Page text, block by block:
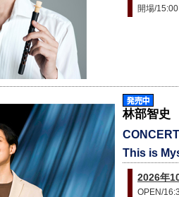
開場/
林部智史
This is
2026年
OPEN/